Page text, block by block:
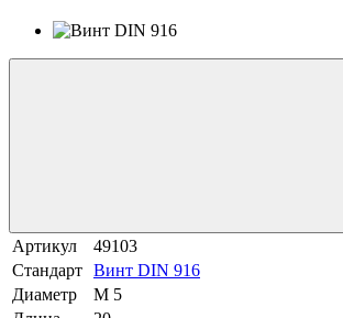
Артикул
49103
Стандарт Винт DIN 916
Диаметр
М 5